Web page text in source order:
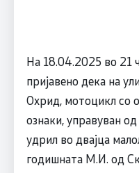
На 18.04.2025 во 21
пријавено дека на
Охрид, мотоцикл со
ознаки, управуван
удрил во двајца
годишната М.И. од